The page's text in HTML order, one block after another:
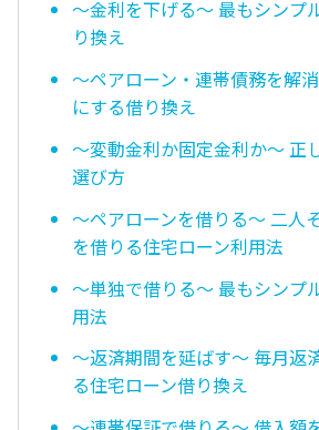
〜金利を下げる〜 最もシンプ
り換え
〜ペアローン・連帯債務を解
にする借り換え
〜変動金利か固定金利か〜 正
選び方
〜ペアローンを借りる〜 二人
を借りる住宅ローン利用法
〜単独で借りる〜 最もシンプ
用法
〜返済期間を延ばす〜 毎月返
る住宅ローン借り換え